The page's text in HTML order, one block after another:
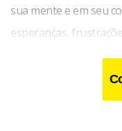
sua mente e em seu
esperanças,